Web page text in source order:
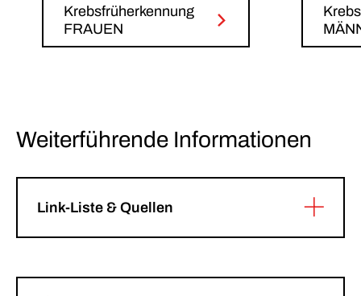
Krebsfrüherkennung
FRAUEN
Weiterführende Informationen
Link-Liste & Quellen